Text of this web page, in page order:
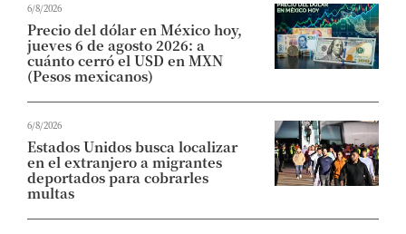
6/8/2026
Precio del dólar en México hoy,
jueves 6 de agosto 2026: a
cuánto cerró el USD en MXN
(Pesos mexicanos)
6/8/2026
Estados Unidos busca localizar
en el extranjero a migrantes
deportados para cobrarles
multas